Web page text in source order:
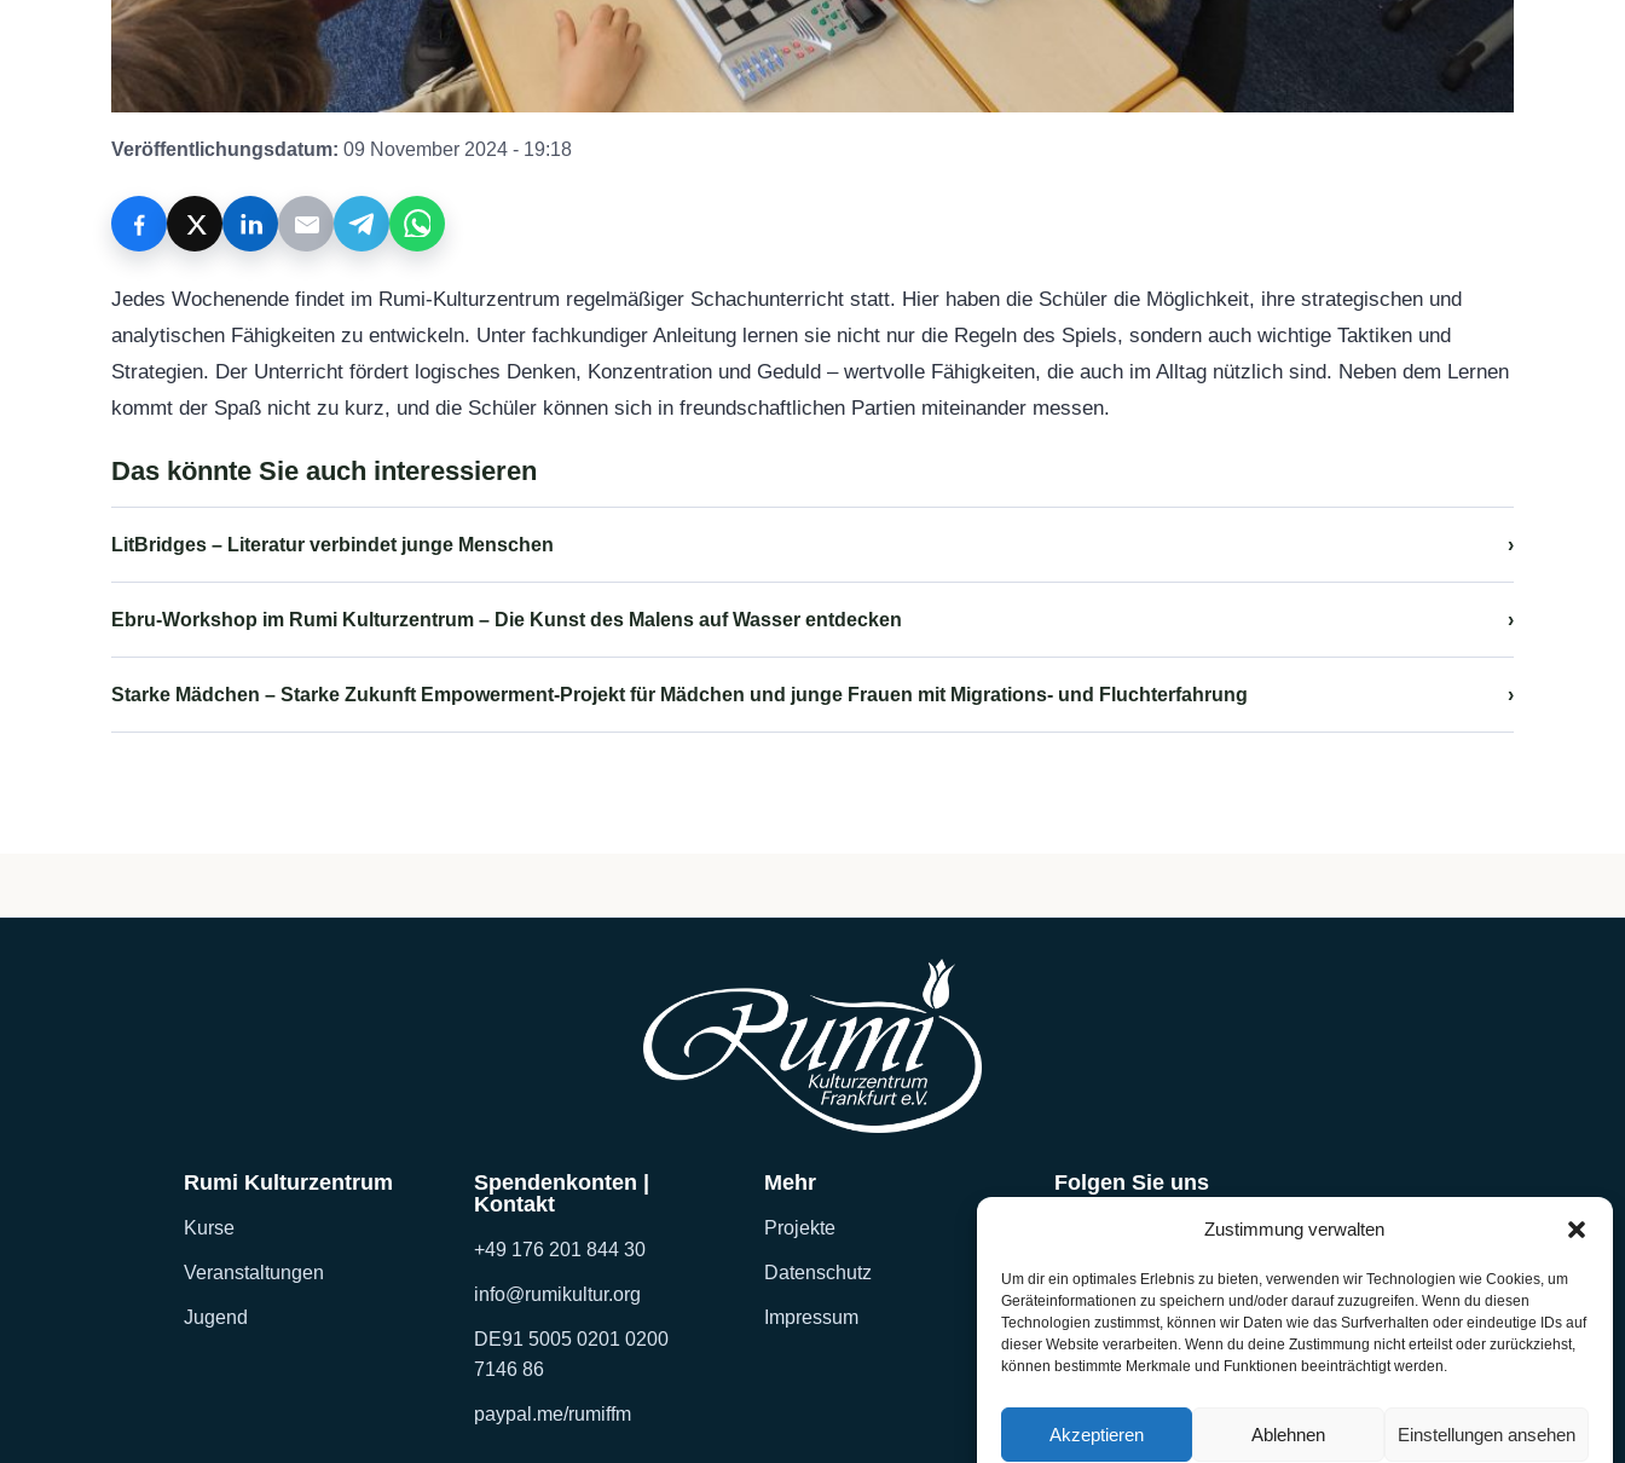
Zustimmung verwalten
Um dir ein optimales Erlebnis zu bieten, verwenden wir Technologien wie Cookies, um
Geräteinformationen zu speichern und/oder darauf zuzugreifen. Wenn du diesen
Technologien zustimmst, können wir Daten wie das Surfverhalten oder eindeutige IDs auf
dieser Website verarbeiten. Wenn du deine Zustimmung nicht erteilst oder zurückziehst,
können bestimmte Merkmale und Funktionen beeinträchtigt werden.
Akzeptieren Ablehnen Einstellungen ansehen
Veröffentlichungsdatum: 09 November 2024 - 19:18
Jedes Wochenende findet im Rumi-Kulturzentrum regelmäßiger Schachunterricht statt. Hier haben die Schüler die Möglichkeit, ihre strategischen und
analytischen Fähigkeiten zu entwickeln. Unter fachkundiger Anleitung lernen sie nicht nur die Regeln des Spiels, sondern auch wichtige Taktiken und
Strategien. Der Unterricht fördert logisches Denken, Konzentration und Geduld – wertvolle Fähigkeiten, die auch im Alltag nützlich sind. Neben dem Lernen
kommt der Spaß nicht zu kurz, und die Schüler können sich in freundschaftlichen Partien miteinander messen.
Das könnte Sie auch interessieren
LitBridges – Literatur verbindet junge Menschen ›
Ebru-Workshop im Rumi Kulturzentrum – Die Kunst des Malens auf Wasser entdecken ›
Starke Mädchen – Starke Zukunft Empowerment-Projekt für Mädchen und junge Frauen mit Migrations- und Fluchterfahrung ›
Rumi Kulturzentrum
Kurse
Veranstaltungen
Jugend
Spendenkonten |
Kontakt
+49 176 201 844 30
info@rumikultur.org
DE91 5005 0201 0200
7146 86
paypal.me/rumiffm
Mehr
Projekte
Datenschutz
Impressum
Folgen Sie uns
paypal.me/rumiffm›